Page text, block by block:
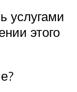
услугами
этого